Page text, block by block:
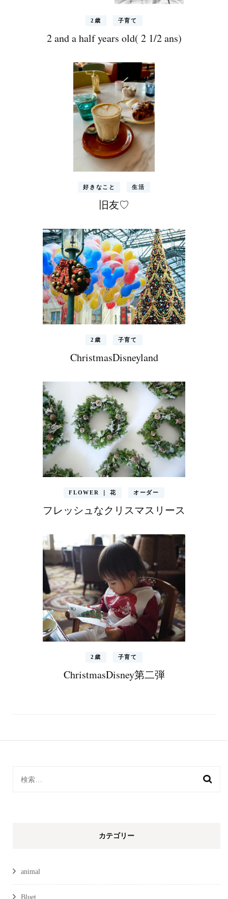
2歳 子育て
2 and a half years old( 2 1/2 ans)
好きなこと 生活
旧友♡
2歳 子育て
ChristmasDisneyland
FLOWER ｜ 花 オーダー
フレッシュなクリスマスリース
2歳 子育て
ChristmasDisney第二弾
検
カテゴリー
animal
Bluet